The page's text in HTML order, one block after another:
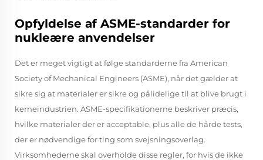
Opfyldelse af ASME-standarder for
nukleære anvendelser
Det er meget vigtigt at følge standarderne fra American
Society of Mechanical Engineers (ASME), når det gælder at
sikre sig at materialer er sikre og pålidelige til at blive brugt i
kerneindustrien. ASME-specifikationerne beskriver præcis,
hvilke materialer der er acceptable, plus alle de hårde tests,
der er nødvendige for ting som svejsningsoverlag.
Virksomhederne skal overholde disse regler, for hvis de ikke